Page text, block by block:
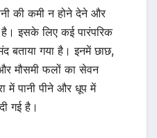
की कमी न होने देने और
इसके लिए कई पारंपरिक
बताया गया है। इनमें छाछ,
और मौसमी फलों का सेवन
में पानी पीने और धूप में
गई है।